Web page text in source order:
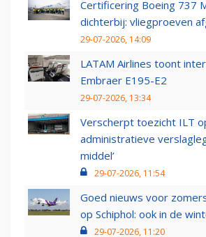
Certificering Boeing 737
dichterbij: vliegproeven
29-07-2026, 14:09
LATAM Airlines toont
Embraer E195-E2
29-07-2026, 13:34
Verscherpt toezicht ILT
administratieve
middel’
29-07-2026, 11:54
Goed nieuws voor
op Schiphol: ook in de
29-07-2026, 11:20